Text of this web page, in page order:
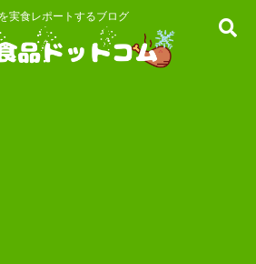
実食レポートするブログ